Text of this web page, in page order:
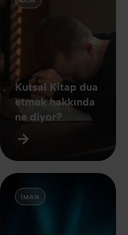
Kutsal Kitap dua
etmek hakkında
ne diyor?
İMAN